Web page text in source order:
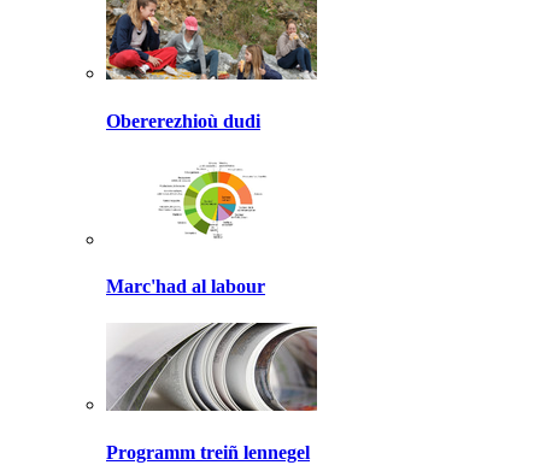
Obererezhioù dudi
Marc'had al labour
Programm treiñ lennegel